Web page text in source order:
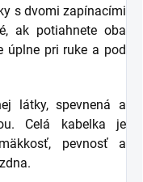
s dvomi zapínacími
ak potiahnete oba
úplne pri ruke a pod
látky, spevnená a
Celá kabelka je
pevnosť a